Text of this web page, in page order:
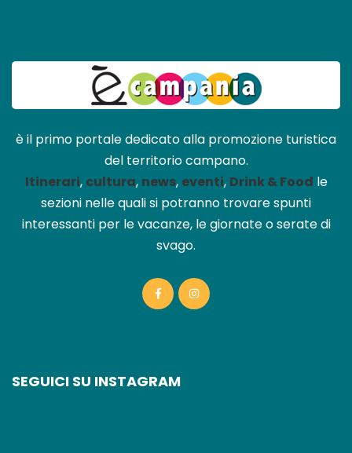
è il primo portale dedicato alla promozione turistica
del territorio campano.
Itinerari, cultura, news, eventi, Drink & Food le
sezioni nelle quali si potranno trovare spunti
interessanti per le vacanze, le giornate o serate di
svago.
SEGUICI SU INSTAGRAM